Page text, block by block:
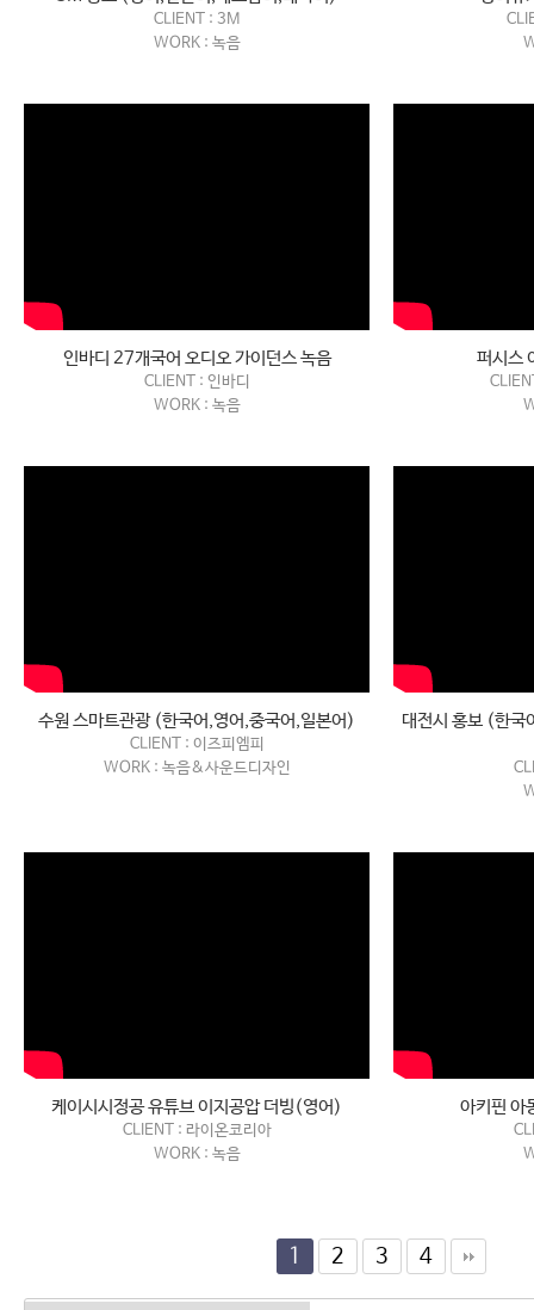
CLIENT : 3M
WORK : 녹음
인바디 27개국어 오디오 가이던스 녹음
CLIENT : 인바디
WORK : 녹음
퍼시스
수원 스마트관광 (한국어,영어,중국어,일본어)
CLIENT : 이즈피엠피
WORK : 녹음&사운드디자인
대전시 홍보 (한국
케이시시정공 유튜브 이지공압 더빙(영어)
CLIENT : 라이온코리아
WORK : 녹음
아키핀 아
1 2 3 4